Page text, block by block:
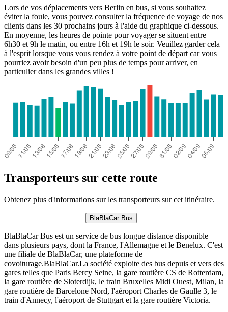
Lors de vos déplacements vers Berlin en bus, si vous souhaitez
éviter la foule, vous pouvez consulter la fréquence de voyage de nos
clients dans les 30 prochains jours à l'aide du graphique ci-dessous.
En moyenne, les heures de pointe pour voyager se situent entre
6h30 et 9h le matin, ou entre 16h et 19h le soir. Veuillez garder cela
à l'esprit lorsque vous vous rendez à votre point de départ car vous
pourriez avoir besoin d'un peu plus de temps pour arriver, en
particulier dans les grandes villes !
Transporteurs sur cette route
Obtenez plus d'informations sur les transporteurs sur cet itinéraire.
BlaBlaCar Bus
BlaBlaCar Bus est un service de bus longue distance disponible
dans plusieurs pays, dont la France, l'Allemagne et le Benelux. C'est
une filiale de BlaBlaCar, une plateforme de
covoiturage.BlaBlaCar.La société exploite des bus depuis et vers des
gares telles que Paris Bercy Seine, la gare routière CS de Rotterdam,
la gare routière de Sloterdijk, le train Bruxelles Midi Ouest, Milan, la
gare routière de Barcelone Nord, l'aéroport Charles de Gaulle 3, le
train d'Annecy, l'aéroport de Stuttgart et la gare routière Victoria.